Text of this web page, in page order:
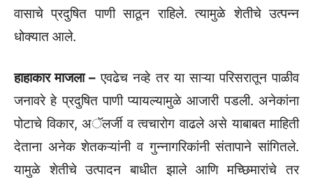
वासाचे प्रदुषित पाणी साठून राहिले. त्यामुळे शेतीचे उत्पन्न
धोक्यात आले.
हाहाकार माजला – एवढेच नव्हे तर या साऱ्या परिसरातून पाळीव
जनावरे हे प्रदुषित पाणी प्यायल्यामुळे आजारी पडली. अनेकांना
पोटाचे विकार, अॅलर्जी व त्वचारोग वाढले असे याबाबत माहिती
देताना अनेक शेतकऱ्यांनी व गुन्नागरिकांनी संतापाने सांगितले.
यामुळे शेतीचे उत्पादन बाधीत झाले आणि मच्छिमारांचे तर